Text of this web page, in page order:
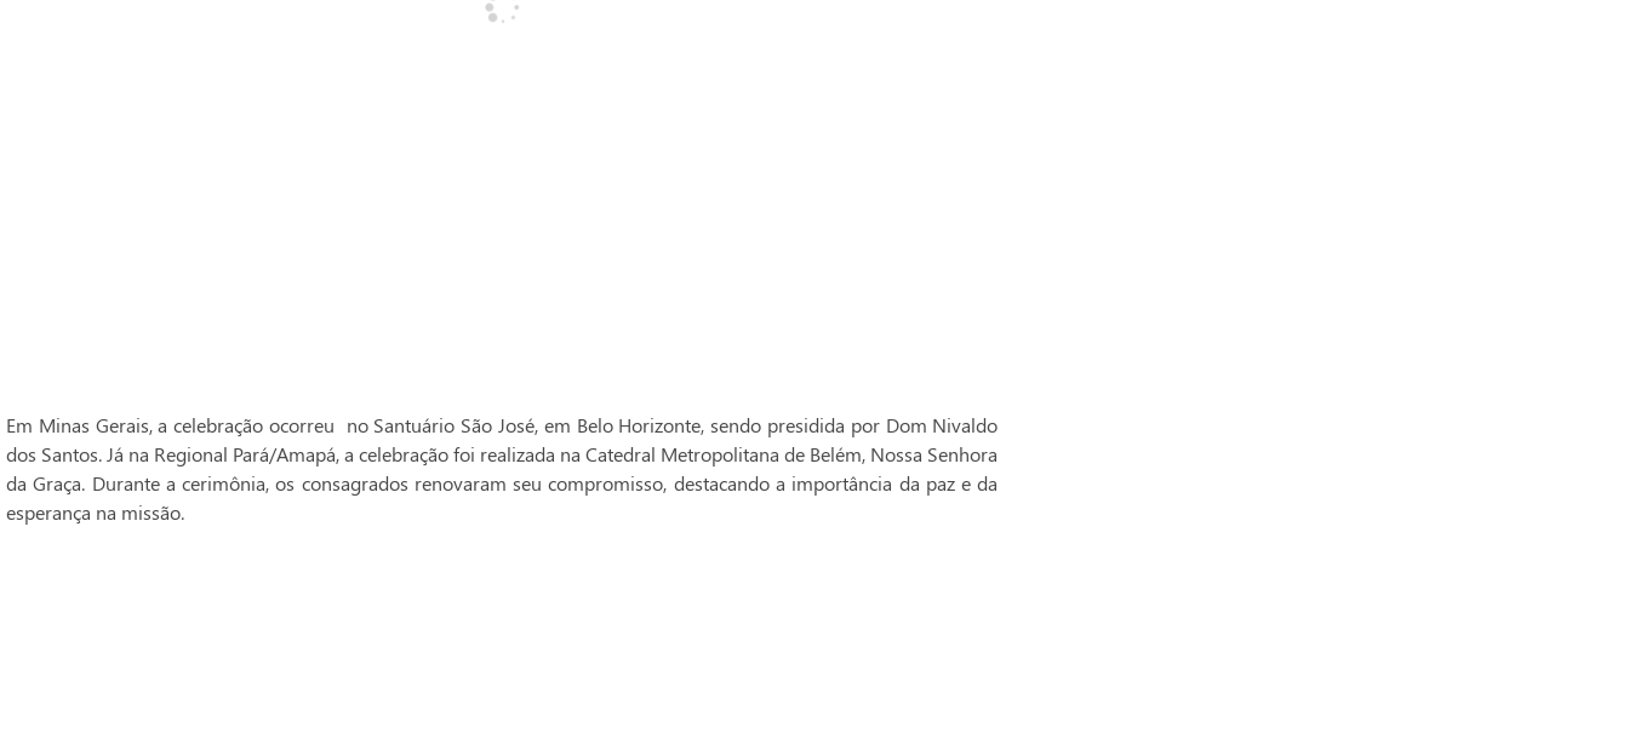
Em Minas Gerais, a celebração ocorreu no Santuário São José, em Belo Horizonte, sendo presidida por Dom Nivaldo
dos Santos. Já na Regional Pará/Amapá, a celebração foi realizada na Catedral Metropolitana de Belém, Nossa Senhora
da Graça. Durante a cerimônia, os consagrados renovaram seu compromisso, destacando a importância da paz e da
esperança na missão.